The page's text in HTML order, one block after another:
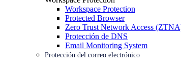
Workspace Protection
Protected Browser
Zero Trust Network Access
Protección de DNS
Email Monitoring System
Protección del correo electrónico